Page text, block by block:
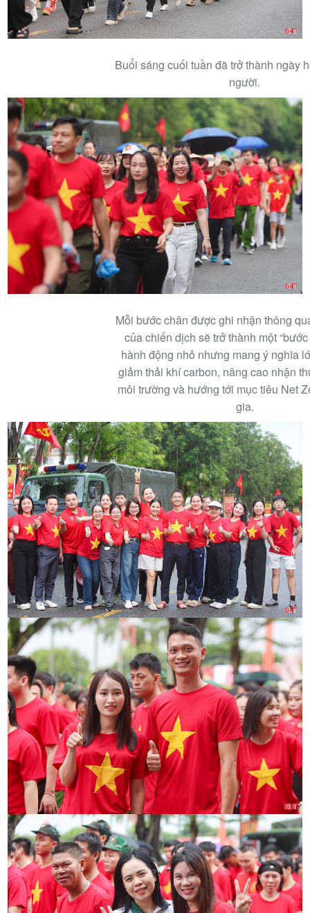
Buổi sáng cuối tuần đã trở thành ngày
người.
Mỗi bước chân được ghi nhận thông
của chiến dịch sẽ trở thành một “bước
hành động nhỏ nhưng mang ý nghĩa
giảm thải khí carbon, nâng cao nhận
môi trường và hướng tới mục tiêu Net
gia.